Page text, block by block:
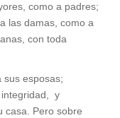
como a padres;
las damas, como a
con toda
esposas;
integridad, y
casa. Pero sobre